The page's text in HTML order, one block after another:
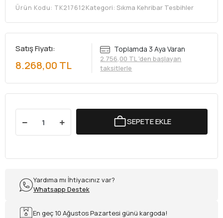
Ürün Kodu: TK217612Kategori: Sıkma Kehribar Tesbihler
Satış Fiyatı:
8.268,00 TL
Toplamda 3 Aya Varan
2.756,00 TL 'den başlayan
taksitlerle
SEPETE EKLE
Yardıma mı İhtiyacınız var?
Whatsapp Destek
En geç 10 Ağustos Pazartesi günü kargoda!